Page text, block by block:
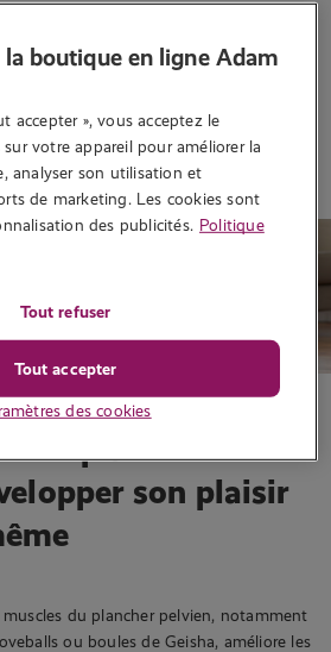
plaisir et renforcer votre périnée….
du plancher
son plaisir
muscles du plancher pelvien, notamment
ou boules de Geisha, améliore les
boutique en ligne Adam
accepter », vous acceptez le
votre appareil pour améliorer la
analyser son utilisation et
de marketing. Les cookies sont
des publicités. Politique
des cookies
Tout refuser
Tout accepter